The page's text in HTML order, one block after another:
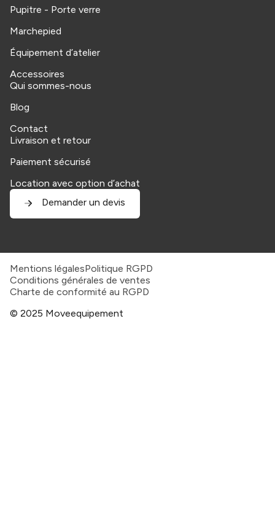
Pupitre - Porte verre
Marchepied
Équipement d’atelier
Accessoires
Qui sommes-nous
Blog
Contact
Livraison et retour
Paiement sécurisé
Location avec option d’achat
Demander un devis
Mentions légalesPolitique RGPD
Conditions générales de ventes
Charte de conformité au RGPD
© 2025 Moveequipement